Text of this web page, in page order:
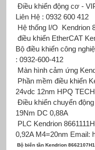
Điều khiển động cơ -
Liên Hệ : 0932 600 412
Hệ thống I/O Kendrion
điều khiển EtherCAT
Bộ điều khiển công
: 0932-600-412
Màn hình cảm ứng
Phần mềm điều khiển
24vdc 12nm HPQ
Điều khiển chuyển
19Nm DC 0,88A
PLC Kendrion
0,92A M4=20nm Email:
Bộ biến tần Kendrion